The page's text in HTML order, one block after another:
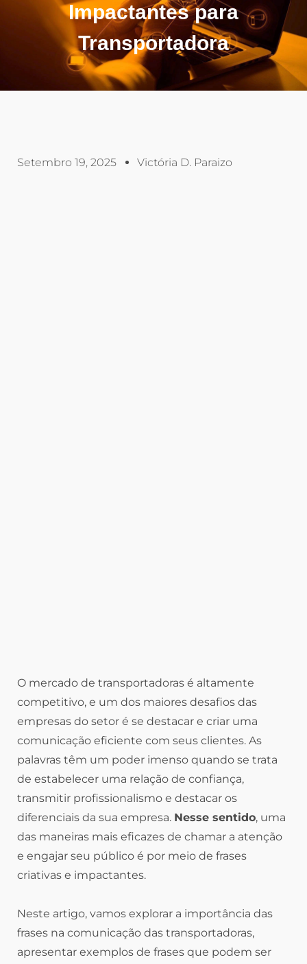
Impactantes para
Transportadora
Setembro 19, 2025 Victória D. Paraizo
O mercado de transportadoras é altamente
competitivo, e um dos maiores desafios das
empresas do setor é se destacar e criar uma
comunicação eficiente com seus clientes. As
palavras têm um poder imenso quando se trata
de estabelecer uma relação de confiança,
transmitir profissionalismo e destacar os
diferenciais da sua empresa. Nesse sentido, uma
das maneiras mais eficazes de chamar a atenção
e engajar seu público é por meio de frases
criativas e impactantes.
Neste artigo, vamos explorar a importância das
frases na comunicação das transportadoras,
apresentar exemplos de frases que podem ser